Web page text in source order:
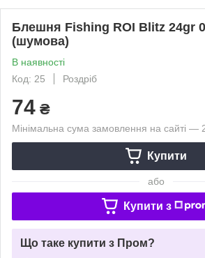
Блешня Fishing ROI Blitz 24gr
(шумова)
В наявності
Код: 25
Роздріб
74 ₴
Мінімальна сума замовлення на сайті —
Купити
або
Купити з
Що таке купити з Пром?